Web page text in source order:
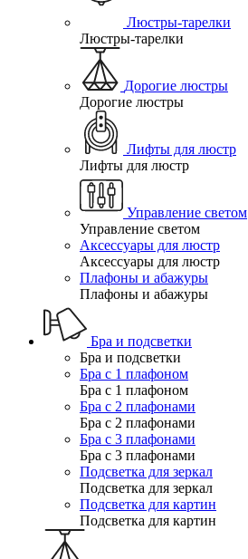
Люстры-тарелки
Люстры-тарелки
Дорогие люстры
Дорогие люстры
Лифты для люстр
Лифты для люстр
Управление светом
Управление светом
Аксессуары для люстр
Аксессуары для люстр
Плафоны и абажуры
Плафоны и абажуры
Бра и подсветки
Бра и подсветки
Бра с 1 плафоном
Бра с 1 плафоном
Бра с 2 плафонами
Бра с 2 плафонами
Бра с 3 плафонами
Бра с 3 плафонами
Подсветка для зеркал
Подсветка для зеркал
Подсветка для картин
Подсветка для картин